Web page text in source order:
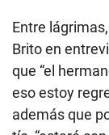
Entre
Brito en
que “el
eso estoy
además que